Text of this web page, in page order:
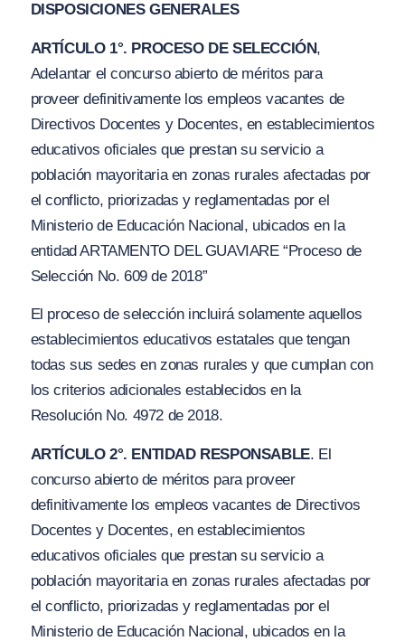
DISPOSICIONES GENERALES
ARTÍCULO 1°. PROCESO DE SELECCIÓN,
Adelantar el concurso abierto de méritos para
proveer definitivamente los empleos vacantes de
Directivos Docentes y Docentes, en establecimientos
educativos oficiales que prestan su servicio a
población mayoritaria en zonas rurales afectadas por
el conflicto, priorizadas y reglamentadas por el
Ministerio de Educación Nacional, ubicados en la
entidad ARTAMENTO DEL GUAVIARE “Proceso de
Selección No. 609 de 2018”
El proceso de selección incluirá solamente aquellos
establecimientos educativos estatales que tengan
todas sus sedes en zonas rurales y que cumplan con
los criterios adicionales establecidos en la
Resolución No. 4972 de 2018.
ARTÍCULO 2°. ENTIDAD RESPONSABLE. El
concurso abierto de méritos para proveer
definitivamente los empleos vacantes de Directivos
Docentes y Docentes, en establecimientos
educativos oficiales que prestan su servicio a
población mayoritaria en zonas rurales afectadas por
el conflicto, priorizadas y reglamentadas por el
Ministerio de Educación Nacional, ubicados en la